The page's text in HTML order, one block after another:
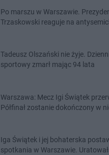
Po marszu w Warszawie.
Trzaskowski reaguje na
Tadeusz Olszański nie żyje.
sportowy zmarł mając 94 lata
Warszawa: Mecz Igi Świątek
Półfinał zostanie dokończony w
Iga Świątek i jej bohaterska
spotkania w Warszawie.